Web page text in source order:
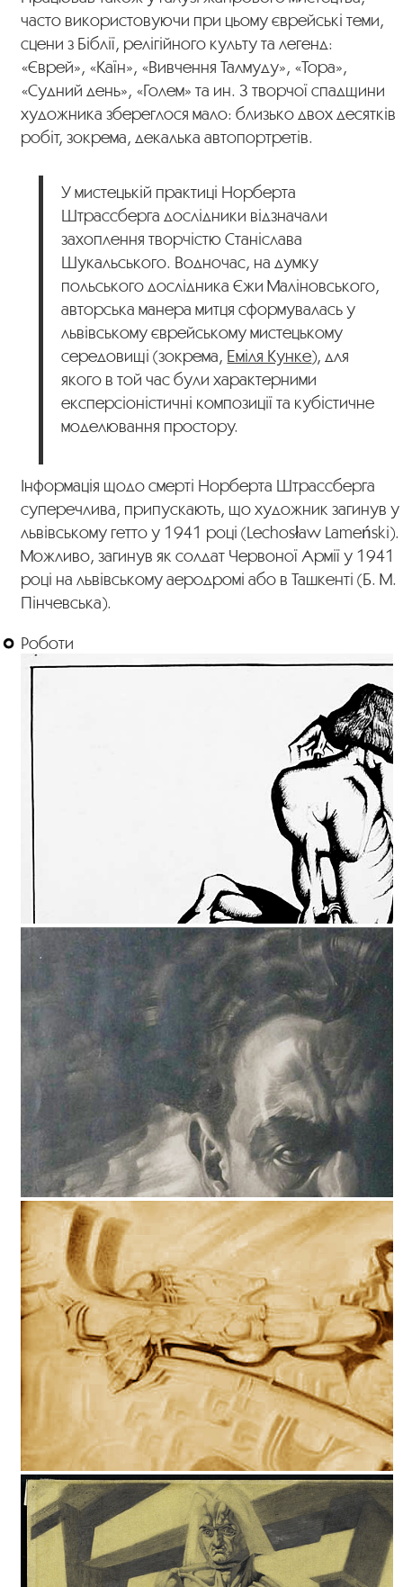
часто використовуючи при цьому єврейські теми,
сцени з Біблії, релігійного культу та легенд:
«Єврей», «Каїн», «Вивчення Талмуду», «Тора»,
«Судний день», «Голем» та ин. З творчої спадщини
художника збереглося мало: близько двох десятків
робіт, зокрема, декалька автопортретів.
У мистецькій практиці Норберта
Штрассберга дослідники відзначали
захоплення творчістю Станіслава
Шукальського. Водночас, на думку
польського дослідника Єжи Маліновського,
авторська манера митця сформувалась у
львівському єврейському мистецькому
середовищі (зокрема, Еміля Кунке), для
якого в той час були характерними
експерсіоністичні композиції та кубістичне
моделювання простору.
Інформація щодо смерті Норберта Штрассберга
суперечлива, припускають, що художник загинув у
львівському гетто у 1941 році (Lechosław Lameński).
Можливо, загинув як солдат Червоної Армії у 1941
році на львівському аеродромі або в Ташкенті (Б. М.
Пінчевська).
Роботи